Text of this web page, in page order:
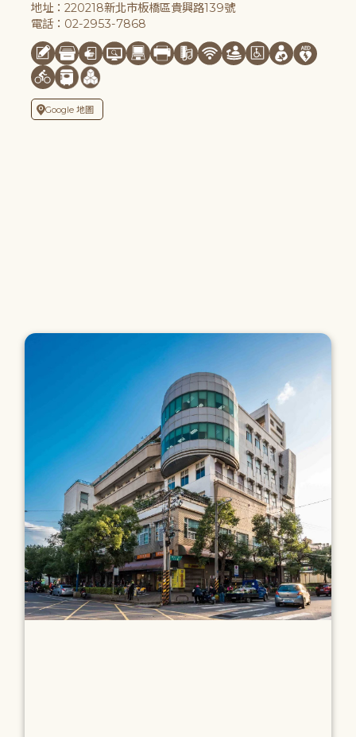
地址：220218新北市板橋區貴興路139號
電話：02-2953-7868
Google 地圖